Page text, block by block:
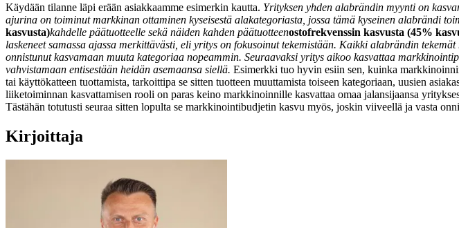
Käydään tilanne läpi erään asiakkaamme esimerkin kautta. Yrityksen yhden alabrändin myynti on
ajurina on toiminut markkinan ottaminen kyseisestä alakategoriasta, jossa tämä kyseinen alabrändi
kasvusta)kahdelle päätuotteelle sekä näiden kahden päätuotteenostofrekvenssin kasvusta (45%
laskeneet samassa ajassa merkittävästi, eli yritys on fokusoinut tekemistään. Kaikki alabrändin
onnistunut kasvamaan muuta kategoriaa nopeammin. Seuraavaksi yritys aikoo kasvattaa
vahvistamaan entisestään heidän asemaansa siellä. Esimerkki tuo hyvin esiin sen, kuinka
tai käyttökatteen tuottamista, tarkoittipa se sitten tuotteen muuttamista toiseen kategoriaan, uusien
liiketoiminnan kasvattamisen rooli on paras keino markkinoinnille kasvattaa omaa jalansijaansa
Tästähän totutusti seuraa sitten lopulta se markkinointibudjetin kasvu myös, joskin viiveellä ja vasta
Kirjoittaja